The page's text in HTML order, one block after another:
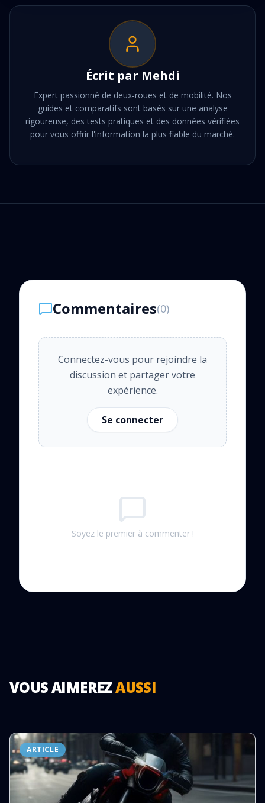
Écrit par Mehdi
Expert passionné de deux-roues et de mobilité. Nos
guides et comparatifs sont basés sur une analyse
rigoureuse, des tests pratiques et des données vérifiées
pour vous offrir l'information la plus fiable du marché.
Commentaires(0)
Connectez-vous pour rejoindre la
discussion et partager votre
expérience.
Se connecter
Soyez le premier à commenter !
VOUS AIMEREZAUSSI
ARTICLE